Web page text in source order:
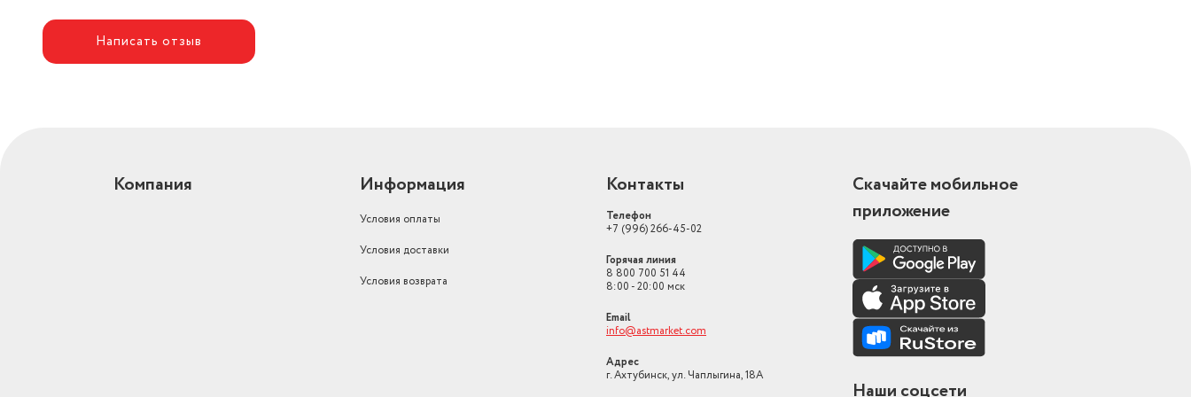
Написать отзыв
Компания Информация
Условия оплаты
Условия доставки
Условия возврата
Контакты
Телефон
+7 (996) 266-45-02
Горячая линия
8 800 700 51 44
8:00 - 20:00 мск
Email
info@astmarket.com
Адрес
г. Ахтубинск, ул. Чаплыгина, 18А
Скачайте мобильное
приложение
Наши соцсети